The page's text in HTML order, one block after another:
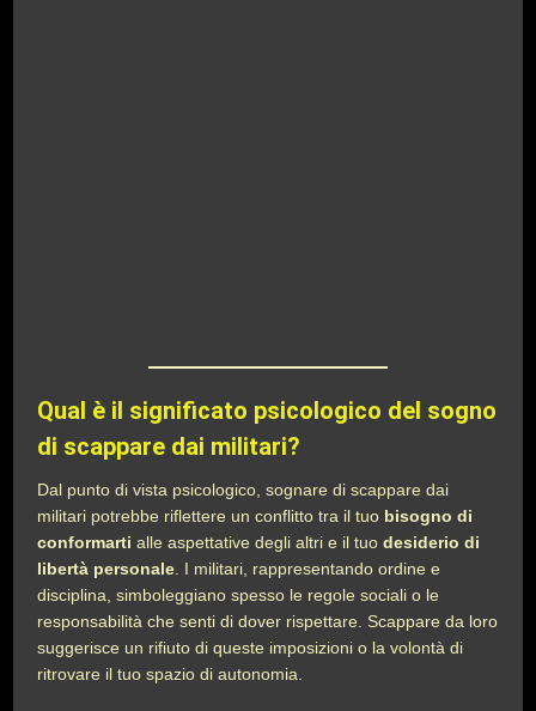
Qual è il significato psicologico del sogno
di scappare dai militari?
Dal punto di vista psicologico, sognare di scappare dai
militari potrebbe riflettere un conflitto tra il tuo bisogno di
conformarti alle aspettative degli altri e il tuodesiderio di
libertà personale . I militari, rappresentando ordine e
disciplina, simboleggiano spesso le regole sociali o le
responsabilità che senti di dover rispettare. Scappare da loro
suggerisce un rifiuto di queste imposizioni o la volontà di
ritrovare il tuo spazio di autonomia.